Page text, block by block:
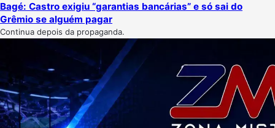
Bagé: Castro exigiu “garantias bancárias” e só sai do
Grêmio se alguém pagar
Continua depois da propaganda.